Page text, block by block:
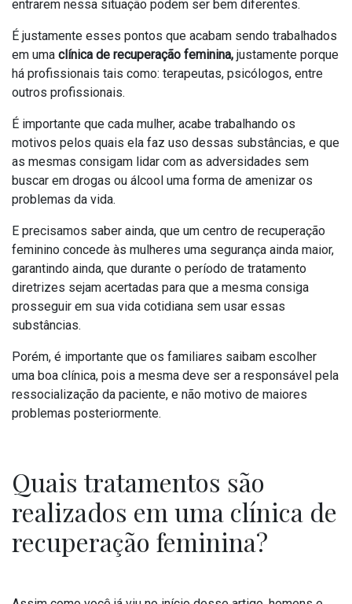
entrarem nessa situação podem ser bem diferentes.
É justamente esses pontos que acabam sendo trabalhados
em uma clínica de recuperação feminina, justamente porque
há profissionais tais como: terapeutas, psicólogos, entre
outros profissionais.
É importante que cada mulher, acabe trabalhando os
motivos pelos quais ela faz uso dessas substâncias, e que
as mesmas consigam lidar com as adversidades sem
buscar em drogas ou álcool uma forma de amenizar os
problemas da vida.
E precisamos saber ainda, que um centro de recuperação
feminino concede às mulheres uma segurança ainda maior,
garantindo ainda, que durante o período de tratamento
diretrizes sejam acertadas para que a mesma consiga
prosseguir em sua vida cotidiana sem usar essas
substâncias.
Porém, é importante que os familiares saibam escolher
uma boa clínica, pois a mesma deve ser a responsável pela
ressocialização da paciente, e não motivo de maiores
problemas posteriormente.
Quais tratamentos são
realizados em uma clínica de
recuperação feminina?